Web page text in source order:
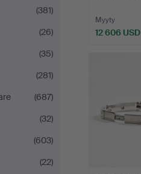
(381)
(26)
(35)
(281)
(687)
(32)
(603)
(22)
Myyty
12 606 USD